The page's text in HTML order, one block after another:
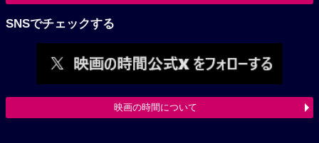
SNSでチェックする
映画の時間について